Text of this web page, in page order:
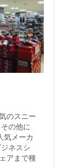
のスニー
の他に
気メーカ
ネスシ
アまで種